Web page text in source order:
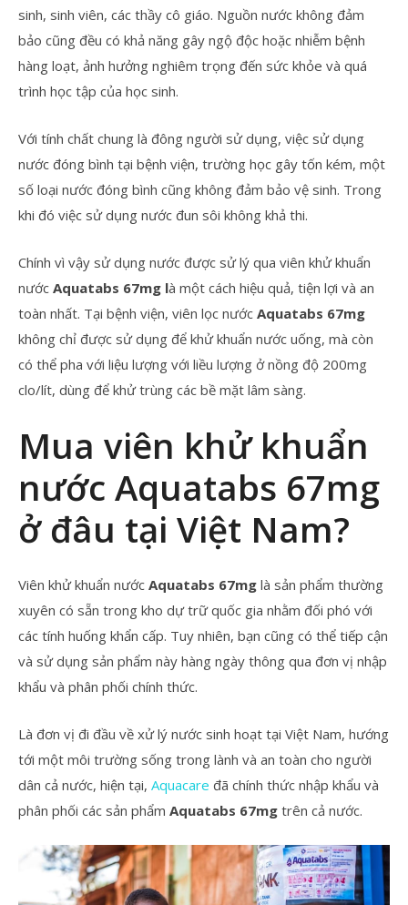
sinh, sinh viên, các thầy cô giáo. Nguồn nước không đảm
bảo cũng đều có khả năng gây ngộ độc hoặc nhiễm bệnh
hàng loạt, ảnh hưởng nghiêm trọng đến sức khỏe và quá
trình học tập của học sinh.
Với tính chất chung là đông người sử dụng, việc sử dụng
nước đóng bình tại bệnh viện, trường học gây tốn kém, một
số loại nước đóng bình cũng không đảm bảo vệ sinh. Trong
khi đó việc sử dụng nước đun sôi không khả thi.
Chính vì vậy sử dụng nước được sử lý qua viên khử khuẩn
nước Aquatabs 67mg là một cách hiệu quả, tiện lợi và an
toàn nhất. Tại bệnh viện, viên lọc nước Aquatabs 67mg
không chỉ được sử dụng để khử khuẩn nước uống, mà còn
có thể pha với liệu lượng với liều lượng ở nồng độ 200mg
clo/lít, dùng để khử trùng các bề mặt lâm sàng.
Mua viên khử khuẩn
nước Aquatabs 67mg
ở đâu tại Việt Nam?
Viên khử khuẩn nước Aquatabs 67mg là sản phẩm thường
xuyên có sẵn trong kho dự trữ quốc gia nhằm đối phó với
các tính huống khẩn cấp. Tuy nhiên, bạn cũng có thể tiếp cận
và sử dụng sản phẩm này hàng ngày thông qua đơn vị nhập
khẩu và phân phối chính thức.
Là đơn vị đi đầu về xử lý nước sinh hoạt tại Việt Nam, hướng
tới một môi trường sống trong lành và an toàn cho người
dân cả nước, hiện tại, Aquacare đã chính thức nhập khẩu và
phân phối các sản phẩm Aquatabs 67mg trên cả nước.